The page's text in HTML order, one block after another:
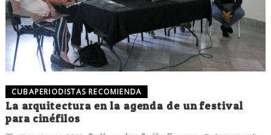
CUBAPERIODISTAS RECOMIENDA
La arquitectura en la agenda de un festival
para cinéfilos